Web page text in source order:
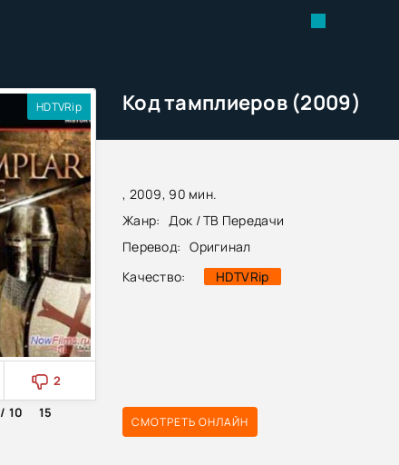
Код тамплиеров (2009)
, 2009, 90 мин.
Жанр:
Док / ТВ Передачи
Перевод: Оригинал
Качество:
HDTVRip
HDTVRip
2
10
15
СМОТРЕТЬ ОНЛАЙН